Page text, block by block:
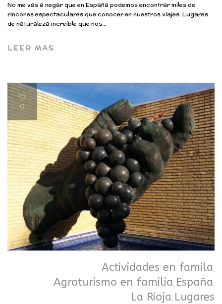
No me vas a negar que en España podemos encontrar miles de
rincones espectaculares que conocer en nuestros viajes. Lugares
de naturaleza increíble que nos...
LEER MAS
0
Actividades en famila,
Agroturismo en familia, España,
La Rioja, Lugares